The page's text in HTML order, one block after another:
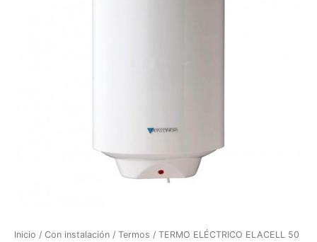
Inicio / Con instalación / Termos / TERMO ELÉCTRICO ELACELL 50